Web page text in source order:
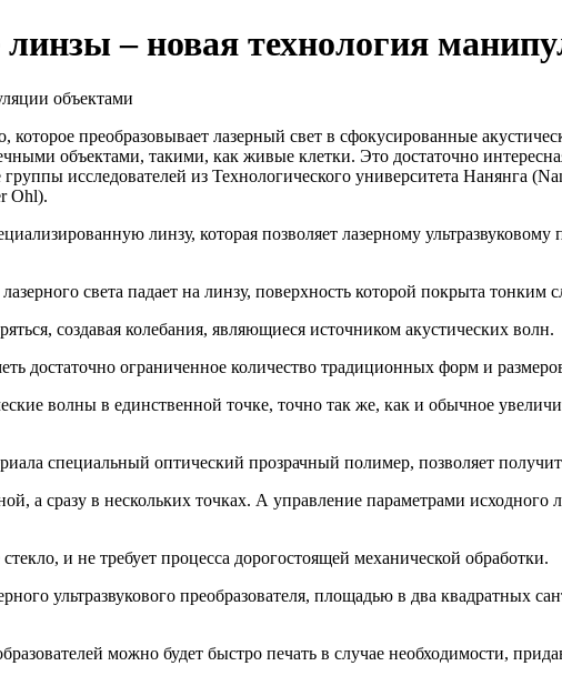
– новая технология
которое преобразовывает лазерный свет в сфокусированные
объектами, такими, как живые клетки. Это достаточно
исследователей из Технологического университета Нанянга
Ohl).
линзу, которая позволяет лазерному ультразвуковому
света падает на линзу, поверхность которой покрыта тонким
создавая колебания, являющиеся источником акустических волн.
достаточно ограниченное количество традиционных форм и
волны в единственной точке, точно так же, как и обычное
специальный оптический прозрачный полимер, позволяет
а сразу в нескольких точках. А управление параметрами исходного
и не требует процесса дорогостоящей механической обработки.
ультразвукового преобразователя, площадью в два квадратных
можно будет быстро печать в случае необходимости,